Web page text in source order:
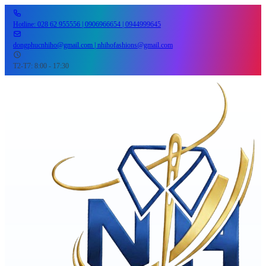
Hotline: 028 62 955556 | 0906966654 | 0944999645
dongphucnhiho@gmail.com | nhihofashions@gmail.com
T2-T7: 8:00 - 17:30